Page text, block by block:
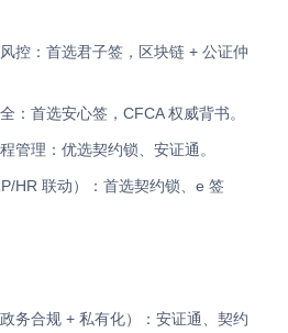
：首选安心签，CFCA 权威背书。
管理：优选契约锁、安证通。